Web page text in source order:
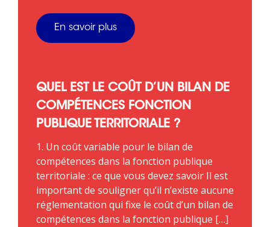
En savoir plus
QUEL EST LE COÛT D’UN BILAN DE
COMPÉTENCES FONCTION
PUBLIQUE TERRITORIALE ?
1. Un coût variable pour le bilan de
compétences dans la fonction publique
territoriale : ce que vous devez savoir Il est
important de souligner qu’il n’existe aucune
réglementation qui fixe le coût d’un bilan de
compétences dans la fonction publique […]